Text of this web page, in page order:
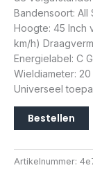
Bandensoort: All
Hoogte: 45 Inch
km/h)
Energielabel: C
Wieldiameter: 20
Universeel
Bestellen
Artikelnummer: